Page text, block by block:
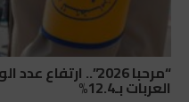
“مرحبا 2026”..
العربات بـ12.4%